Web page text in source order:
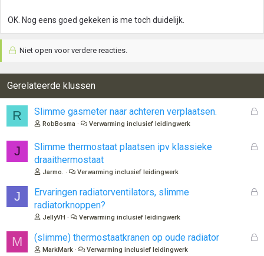
OK. Nog eens goed gekeken is me toch duidelijk.
Niet open voor verdere reacties.
Gerelateerde klussen
R
G
Slimme gasmeter naar achteren verplaatsen.
RobBosma Verwarming inclusief leidingwerk
J
G
o
Slimme thermostaat plaatsen ipv klassieke
draaithermostaat
Jarmo. Verwarming inclusief leidingwerk
J
G
o
Ervaringen radiatorventilators, slimme
radiatorknoppen?
JellyVH Verwarming inclusief leidingwerk
M
G
(slimme) thermostaatkranen op oude radiator
MarkMark Verwarming inclusief leidingwerk